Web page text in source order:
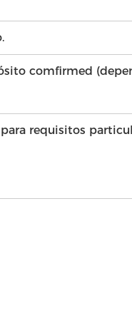
comfirmed
requisitos